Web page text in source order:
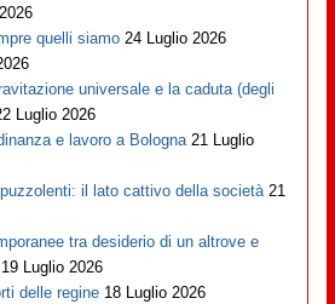
quelli siamo 24 Luglio 2026
universale e la caduta (degli
Luglio 2026
e lavoro a Bologna 21 Luglio
il lato cattivo della società 21
tra desiderio di un altrove e
19 Luglio 2026
delle regine 18 Luglio 2026